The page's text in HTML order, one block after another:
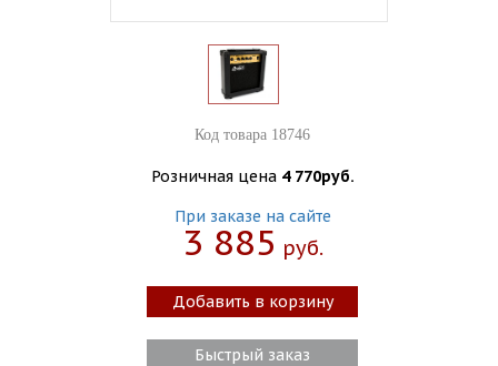
Код товара 18746
Розничная цена 4 770руб.
При заказе на сайте
3 885 Руб.
Добавить в корзину
Быстрый заказ